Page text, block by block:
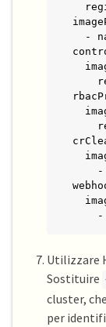
-
-
-
Utilizzare
Sostituire
cluster,
per